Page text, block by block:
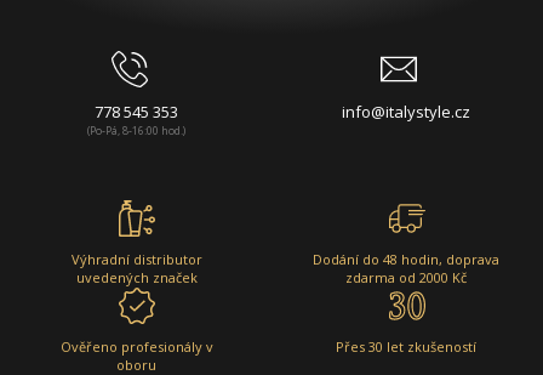
778 545 353
(Po-Pá, 8-16:00 hod.)
info@italystyle.cz
Výhradní distributor
uvedených značek
Dodání do 48 hodin, doprava
zdarma od 2000 Kč
Ověřeno profesionály v
oboru
Přes 30 let zkušeností